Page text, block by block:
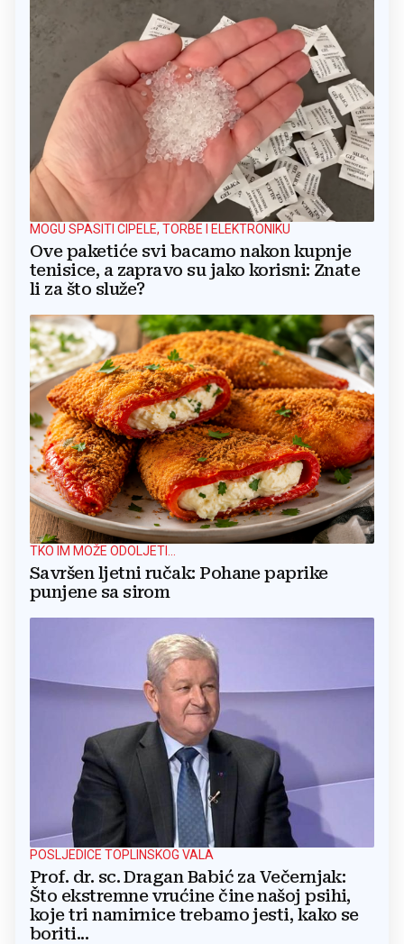
MOGU SPASITI CIPELE, TORBE I ELEKTRONIKU
Ove paketiće svi bacamo nakon kupnje
tenisice, a zapravo su jako korisni: Znate
li za što služe?
TKO IM MOŽE ODOLJETI...
Savršen ljetni ručak: Pohane paprike
punjene sa sirom
POSLJEDICE TOPLINSKOG VALA
Prof. dr. sc. Dragan Babić za Večernjak:
Što ekstremne vrućine čine našoj psihi,
koje tri namirnice trebamo jesti, kako se
boriti...